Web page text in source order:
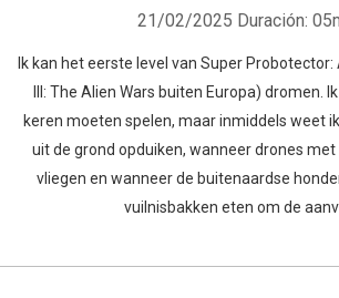
21/02/2025 Duración:
Ik kan het eerste level van Super
III: The Alien Wars buiten Europa) dromen.
keren moeten spelen, maar inmiddels weet
uit de grond opduiken, wanneer drones
vliegen en wanneer de buitenaardse
vuilnisbakken eten om de